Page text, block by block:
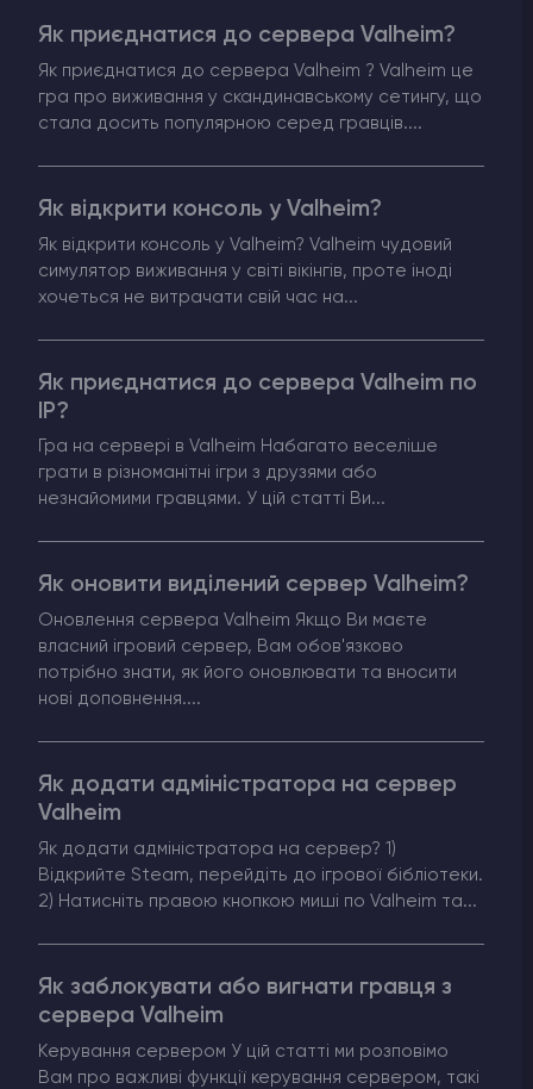
Counter-Strike 2
Ark Survival Evolved
Інші Ігри
Як приєднатися до сервера Valheim?
Як приєднатися до сервера Valheim ? Valheim це
гра про виживання у скандинавському сетингу, що
стала досить популярною серед гравців....
Як відкрити консоль у Valheim?
Як відкрити консоль у Valheim? Valheim чудовий
симулятор виживання у світі вікінгів, проте іноді
хочеться не витрачати свій час на...
Як приєднатися до сервера Valheim по
IP?
Гра на сервері в Valheim Набагато веселіше
грати в різноманітні ігри з друзями або
незнайомими гравцями. У цій статті Ви...
Як оновити виділений сервер Valheim?
Оновлення сервера Valheim Якщо Ви маєте
власний ігровий сервер, Вам обов'язково
потрібно знати, як його оновлювати та вносити
нові доповнення....
Як додати адміністратора на сервер
Valheim
Як додати адміністратора на сервер? 1)
Відкрийте Steam, перейдіть до ігрової бібліотеки.
2) Натисніть правою кнопкою миші по Valheim та...
Як заблокувати або вигнати гравця з
сервера Valheim
Керування сервером У цій статті ми розповімо
Вам про важливі функції керування сервером, такі